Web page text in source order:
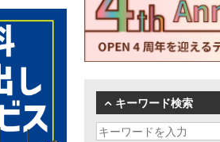
キーワード検索